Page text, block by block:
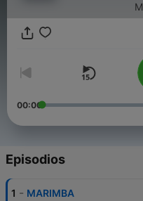
00:00
Episodios
1 - MARIMBA